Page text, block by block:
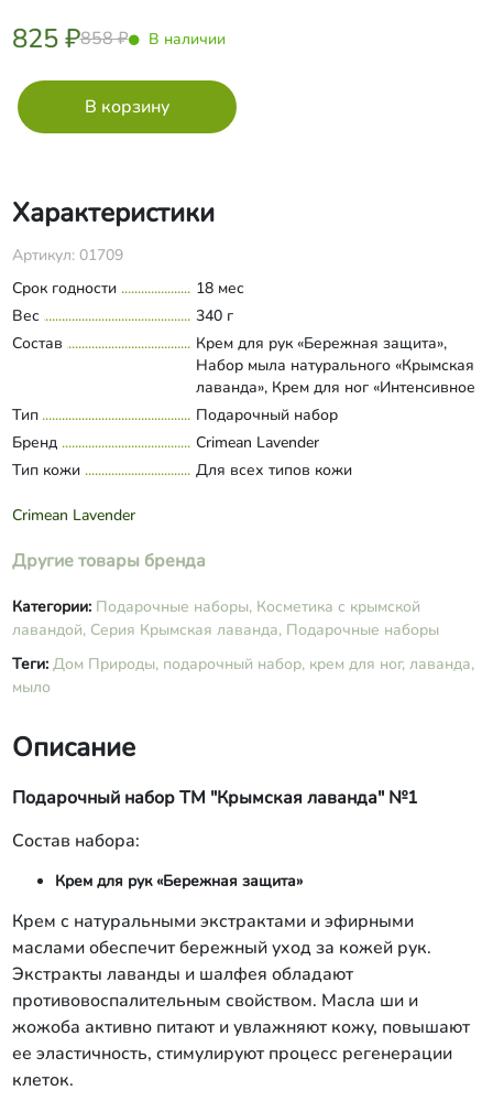
825 ₽858 ₽ В наличии
Характеристики
Артикул: 01709
Срок годности
18 мес
Вес
340 г
Состав
Крем для рук «Бережная защита»,
Набор мыла натурального «Крымская
лаванда», Крем для ног «Интенсивное
питание»Развернуть состав
Тип
Подарочный набор
Бренд
Crimean Lavender
Тип кожи
Для всех типов кожи
Crimean Lavender
Другие товары бренда
Категории: Подарочные наборы, Косметика с крымской
лавандой, Серия Крымская лаванда, Подарочные наборы
Теги: Дом Природы, подарочный набор, крем для ног, лаванда,
мыло
Описание
Подарочный набор ТМ "Крымская лаванда" №1
Состав набора:
Крем для рук «Бережная защита»
Крем с натуральными экстрактами и эфирными
маслами обеспечит бережный уход за кожей рук.
Экстракты лаванды и шалфея обладают
противовоспалительным свойством. Масла ши и
жожоба активно питают и увлажняют кожу, повышают
ее эластичность, стимулируют процесс регенерации
клеток.